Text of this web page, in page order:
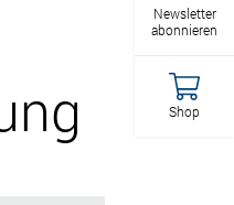
Newsletter
abonnieren
Shop